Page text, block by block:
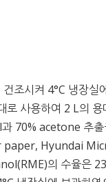
조시켜 4°C 냉장실
사용하여 2 L의 용
70% acetone 추
paper, Hyundai
의 수율은